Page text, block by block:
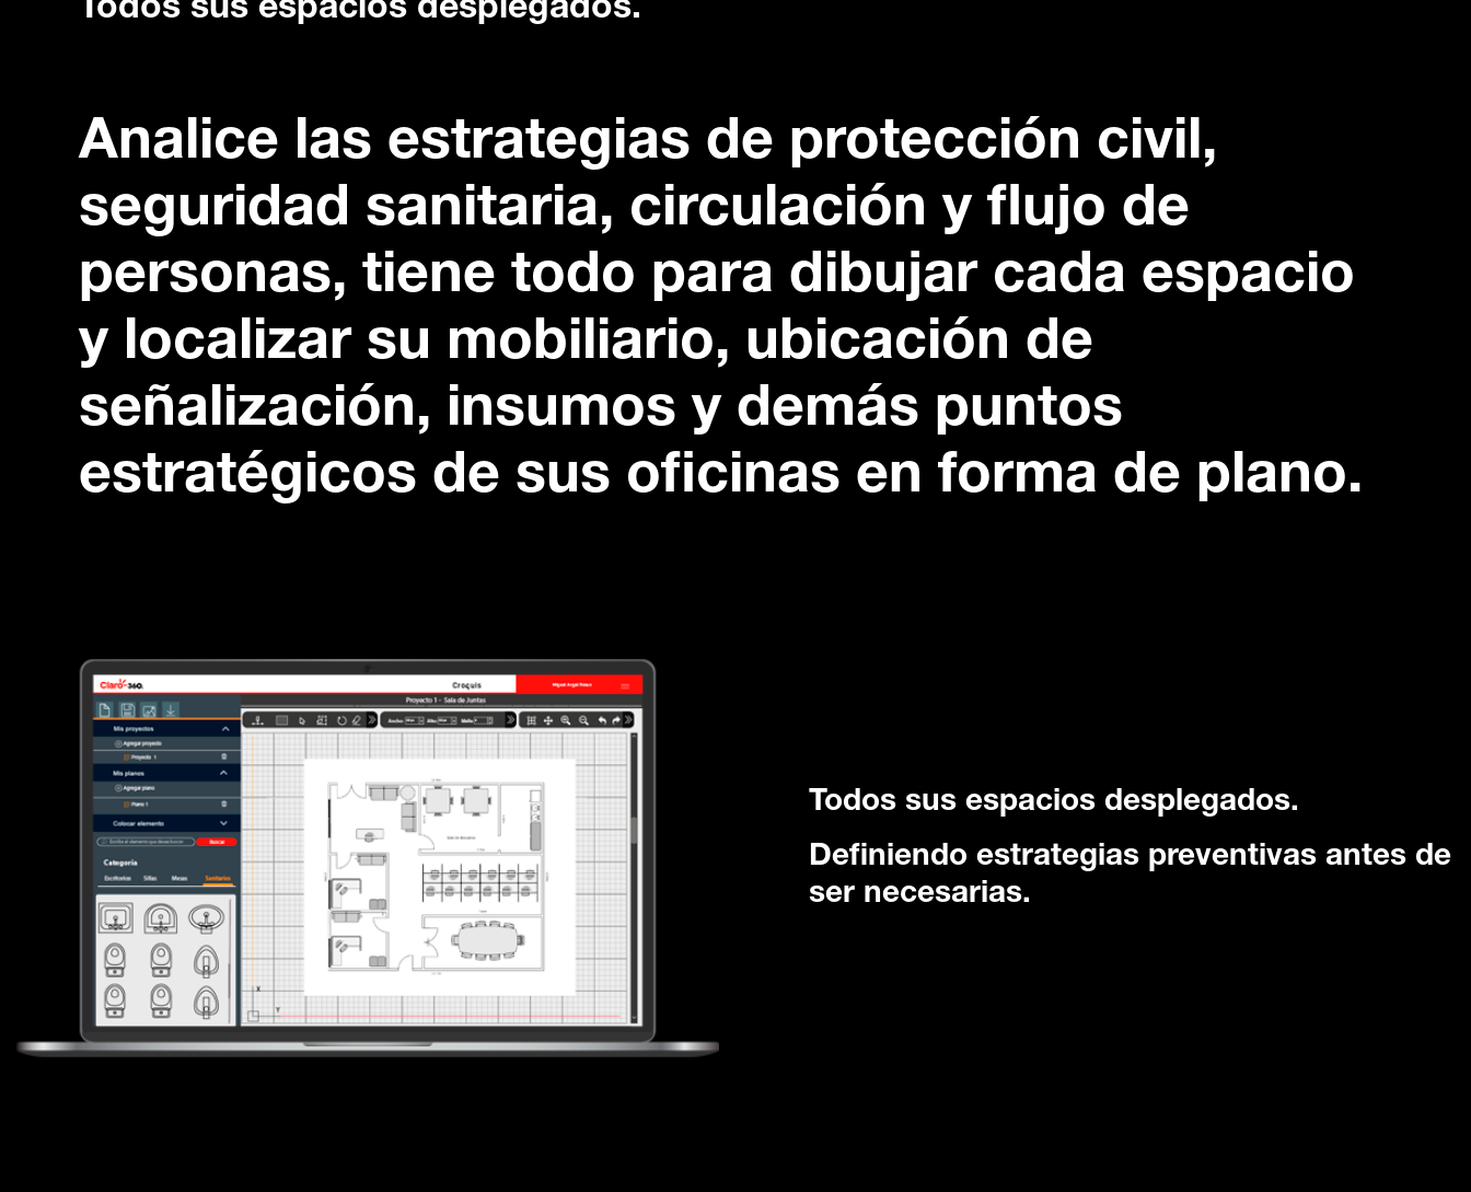
Todos sus espacios desplegados.
Analice las estrategias de protección civil,
seguridad sanitaria, circulación y flujo de
personas, tiene todo para dibujar cada espacio
y localizar su mobiliario, ubicación de
señalización, insumos y demás puntos
estratégicos de sus oficinas en forma de plano.
Todos sus espacios desplegados.
Definiendo estrategias preventivas antes de
ser necesarias.